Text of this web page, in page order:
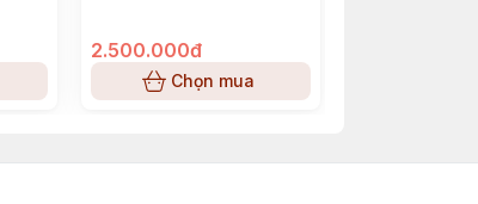
2.500.000đ
Chọn mua